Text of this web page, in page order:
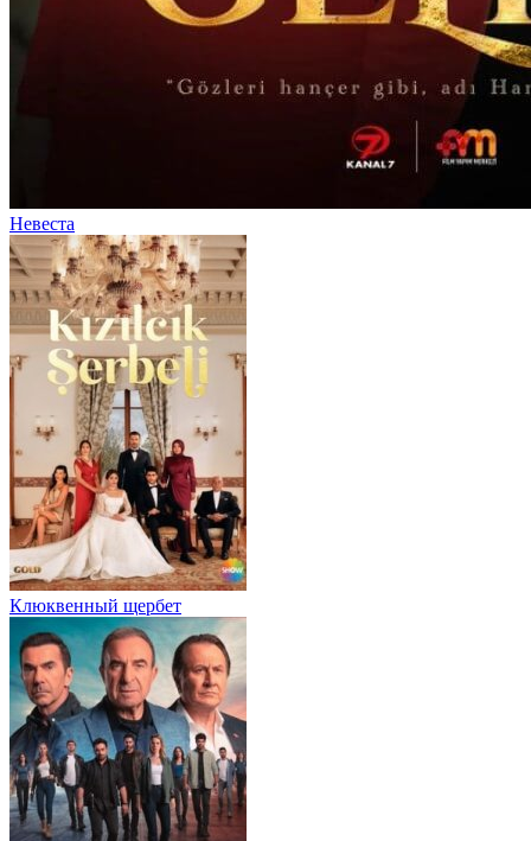
Невеста
Клюквенный щербет